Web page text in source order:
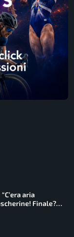
aria
Finale?